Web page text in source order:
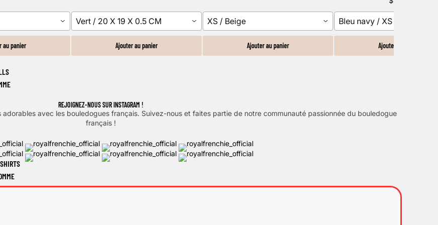
au panier
Vert / 20 X 19 X 0.5 CM
Ajouter au panier
XS / Beige
Ajouter au panier
Bleu navy / XS
Ajouter au panier
REJOIGNEZ-NOUS SUR INSTAGRAM !
avec les bouledogues français. Suivez-nous et faites partie de notre communauté passionnée du bouledogue
français !